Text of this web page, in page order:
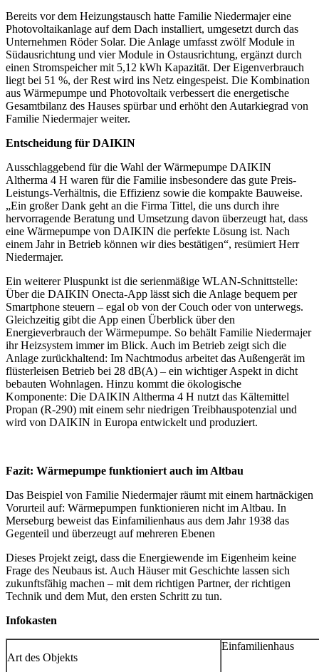
Bereits vor dem Heizungstausch hatte Familie Niedermajer eine
Photovoltaikanlage auf dem Dach installiert, umgesetzt durch das
Unternehmen Röder Solar. Die Anlage umfasst zwölf Module in
Südausrichtung und vier Module in Ostausrichtung, ergänzt durch
einen Stromspeicher mit 5,12 kWh Kapazität. Der Eigenverbrauch
liegt bei 51 %, der Rest wird ins Netz eingespeist. Die Kombination
aus Wärmepumpe und Photovoltaik verbessert die energetische
Gesamtbilanz des Hauses spürbar und erhöht den Autarkiegrad von
Familie Niedermajer weiter.
Entscheidung für DAIKIN
Ausschlaggebend für die Wahl der Wärmepumpe DAIKIN
Altherma 4 H waren für die Familie insbesondere das gute Preis-
Leistungs-Verhältnis, die Effizienz sowie die kompakte Bauweise.
„Ein großer Dank geht an die Firma Tittel, die uns durch ihre
hervorragende Beratung und Umsetzung davon überzeugt hat, dass
eine Wärmepumpe von DAIKIN die perfekte Lösung ist. Nach
einem Jahr in Betrieb können wir dies bestätigen“, resümiert Herr
Niedermajer.
Ein weiterer Pluspunkt ist die serienmäßige WLAN-Schnittstelle:
Über die DAIKIN Onecta-App lässt sich die Anlage bequem per
Smartphone steuern – egal ob von der Couch oder von unterwegs.
Gleichzeitig gibt die App einen Überblick über den
Energieverbrauch der Wärmepumpe. So behält Familie Niedermajer
ihr Heizsystem immer im Blick. Auch im Betrieb zeigt sich die
Anlage zurückhaltend: Im Nachtmodus arbeitet das Außengerät im
flüsterleisen Betrieb bei 28 dB(A) – ein wichtiger Aspekt in dicht
bebauten Wohnlagen. Hinzu kommt die ökologische
Komponente: Die DAIKIN Altherma 4 H nutzt das Kältemittel
Propan (R-290) mit einem sehr niedrigen Treibhauspotenzial und
wird von DAIKIN in Europa entwickelt und produziert.
Fazit: Wärmepumpe funktioniert auch im Altbau
Das Beispiel von Familie Niedermajer räumt mit einem hartnäckigen
Vorurteil auf: Wärmepumpen funktionieren nicht im Altbau. In
Merseburg beweist das Einfamilienhaus aus dem Jahr 1938 das
Gegenteil und überzeugt auf mehreren Ebenen
Dieses Projekt zeigt, dass die Energiewende im Eigenheim keine
Frage des Neubaus ist. Auch Häuser mit Geschichte lassen sich
zukunftsfähig machen – mit dem richtigen Partner, der richtigen
Technik und dem Mut, den ersten Schritt zu tun.
Infokasten
Art des Objekts
Einfamilienhaus